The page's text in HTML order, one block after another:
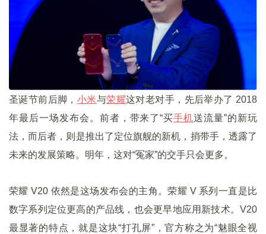
圣诞节前后脚， 小米与荣耀这对老对手，先后举办了 2018
年最后一场发布会。前者，带来了“买手机送流量”的新玩
法，而后者，则是推出了定位旗舰的新机，捎带手，透露了
未来的发展策略。明年，这对“冤家”的交手只会更多。
荣耀 V20 依然是这场发布会的主角。荣耀 V 系列一直是比
数字系列定位更高的产品线，也会更早地应用新技术。V20
最显著的特点，就是这块“打孔屏”，官方称之为“魅眼全视